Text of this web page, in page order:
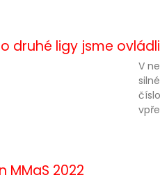
druhé ligy jsme
V
MMaS 2022